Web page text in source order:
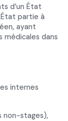
d’un État
État partie à
ayant
médicales dans
internes
non-stages),